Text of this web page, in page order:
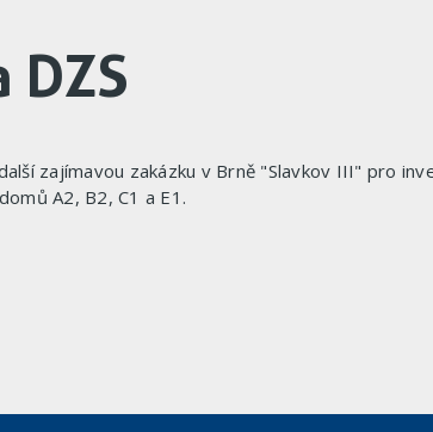
DZS
zajímavou zakázku v Brně "Slavkov III" pro
A2, B2, C1 a E1.